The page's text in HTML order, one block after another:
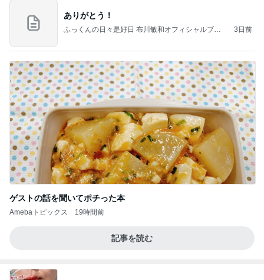
ありがとう！
ふっくんの日々是好日 布川敏和オフィシャルブロ
3日前
ゲストの話を聞いてポチった本
Amebaトピックス 19時間前
記事を読む